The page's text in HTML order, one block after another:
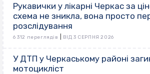
Рукавички у лікарні Черкас за
схема не зникла, вона просто
розслідування
6 312 переглядів ВІД 3 СЕРПНЯ 2026
У ДТП у Черкаському районі
мотоцикліст